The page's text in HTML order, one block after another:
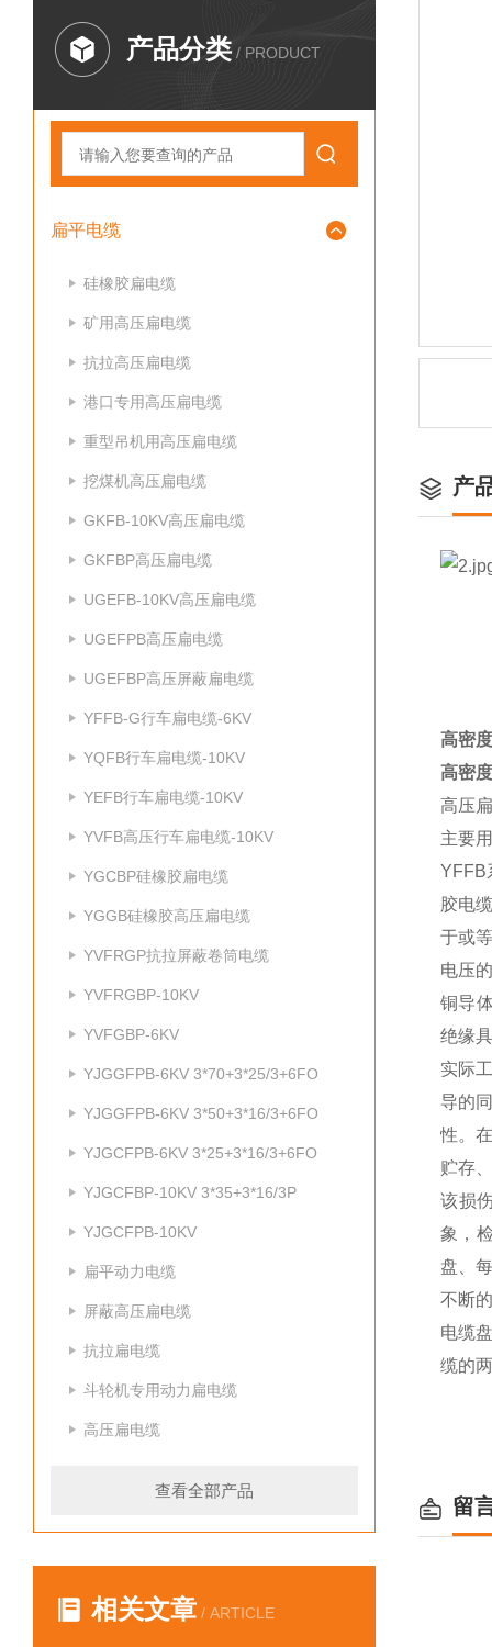
产品分类 / PRODUCT
扁平电缆
硅橡胶扁电缆
矿用高压扁电缆
抗拉高压扁电缆
港口专用高压扁电缆
重型吊机用高压扁电缆
挖煤机高压扁电缆
GKFB-10KV高压扁电缆
GKFBP高压扁电缆
UGEFB-10KV高压扁电缆
UGEFPB高压扁电缆
UGEFBP高压屏蔽扁电缆
YFFB-G行车扁电缆-6KV
YQFB行车扁电缆-10KV
YEFB行车扁电缆-10KV
YVFB高压行车扁电缆-10KV
YGCBP硅橡胶扁电缆
YGGB硅橡胶高压扁电缆
YVFRGP抗拉屏蔽卷筒电缆
YVFRGBP-10KV
YVFGBP-6KV
YJGGFPB-6KV 3*70+3*25/3+6FO
YJGGFPB-6KV 3*50+3*16/3+6FO
YJGCFPB-6KV 3*25+3*16/3+6FO
YJGCFBP-10KV 3*35+3*16/3P
YJGCFPB-10KV
扁平动力电缆
屏蔽高压扁电缆
抗拉扁电缆
斗轮机专用动力扁电缆
高压扁电缆
查看全部产品
相关文章 / ARTICLE
产
高密
高密
高压
主要
YFFB
胶电
于或
电压
铜导
绝缘
实际
导的
性。
贮存
该损
象，
盘、
不断
电缆
缆的
留